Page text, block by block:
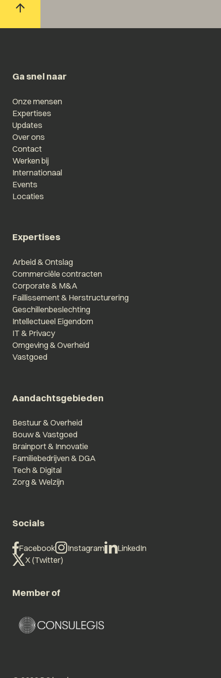
Ga snel naar
Onze mensen
Expertises
Updates
Over ons
Contact
Werken bij
Internationaal
Events
Locaties
Expertises
Arbeid & Ontslag
Commerciële contracten
Corporate & M&A
Faillissement & Herstructurering
Geschillenbeslechting
Intellectueel Eigendom
IT & Privacy
Omgeving & Overheid
Vastgoed
Aandachtsgebieden
Bestuur & Overheid
Bouw & Vastgoed
Brainport & Innovatie
Familiebedrijven & DGA
Tech & Digital
Zorg & Welzijn
Socials
Facebook Instagram
LinkedIn
X (Twitter)
Member of